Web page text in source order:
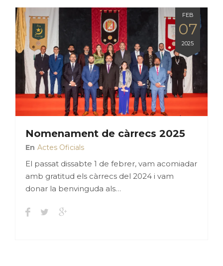
FEB
07
2025
Nomenament de càrrecs 2025
En Actes Oficials
El passat dissabte 1 de febrer, vam acomiadar
amb gratitud els càrrecs del 2024 i vam
donar la benvinguda als…